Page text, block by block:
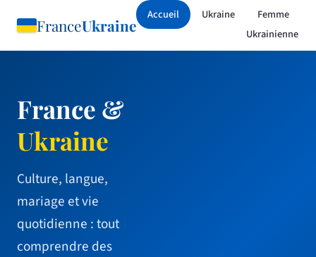
FranceUkraine
Accueil Ukraine
Femme
Ukrainienne
France &
Ukraine
Culture, langue,
mariage et vie
quotidienne : tout
comprendre des